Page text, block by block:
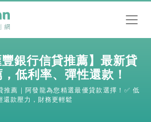
銀行信貸推薦】最新貸
低利率、彈性還款！
薦｜阿發龍為您精選最優貸款選擇！✅ 低
還款壓力，財務更輕鬆